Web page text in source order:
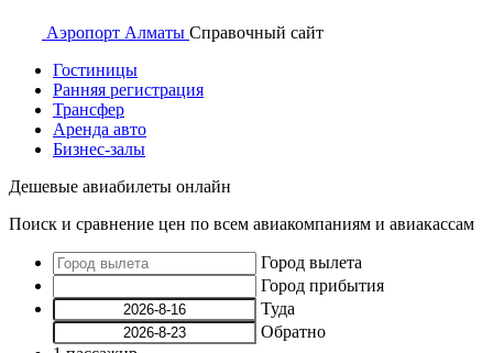
Аэропорт Алматы Справочный сайт
Гостиницы
Ранняя регистрация
Трансфер
Аренда авто
Бизнес-залы
Дешевые авиабилеты онлайн
Поиск и сравнение цен по всем авиакомпаниям и авиакассам
Город вылета
Город прибытия
Туда
Обратно